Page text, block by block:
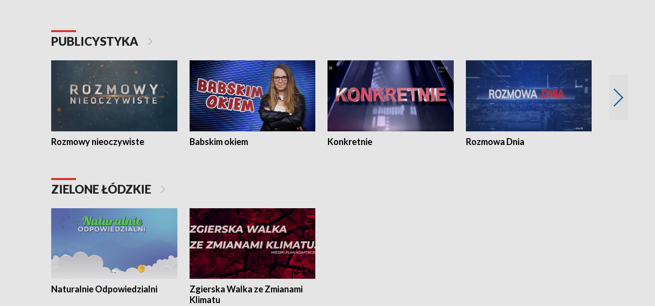
PUBLICYSTYKA
Rozmowy nieoczywiste Babskim okiem Konkretnie Rozmowa Dnia
ZIELONE ŁÓDZKIE
Naturalnie Odpowiedzialni
Zgierska Walka ze Zmianami
Klimatu